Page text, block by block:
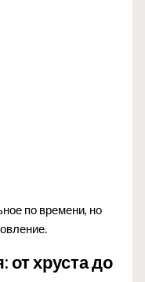
по времени, но
от хруста до